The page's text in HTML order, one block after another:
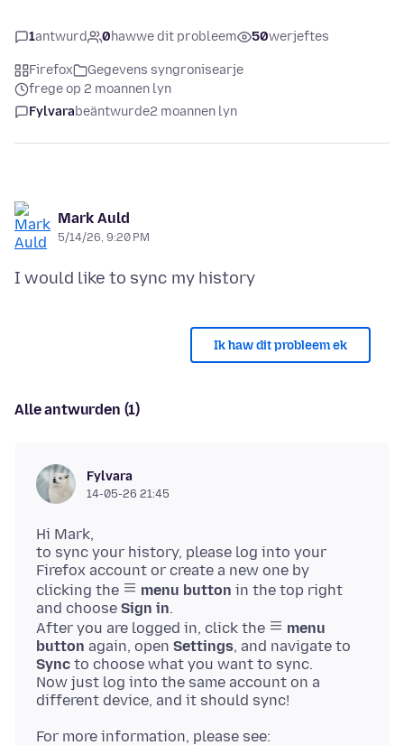
1antwurd 0hawwe dit probleem 50werjeftes
Firefox
Gegevens syngronisearje
frege op 2 moannen lyn
Fylvarabeäntwurde2 moannen lyn
Mark Auld
5/14/26, 9:20 PM
Ik haw dit probleem ek
Alle antwurden (1)
Fylvara
14-05-26 21:45
Hi Mark,
to sync your history, please log into your
Firefox account or create a new one by
clicking the
menu button in the top right
and choose Sign in.
After you are logged in, click the
menu
button again, open Settings, and navigate to
Sync to choose what you want to sync.
Now just log into the same account on a